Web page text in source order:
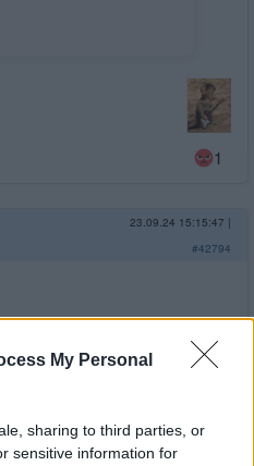
My Personal
sharing to third parties, or
sensitive information for
1
23.09.24 15:15:47 |
#42794